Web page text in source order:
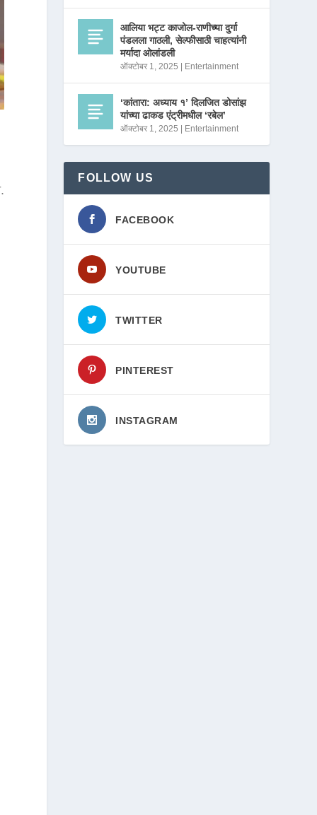
आलिया भट्ट काजोल-राणीच्या दुर्गा
पंडलला गाठली, सेल्फीसाठी चाहत्यांनी
मर्यादा ओलांडली
ऑक्टोबर 1, 2025 Entertainment
‘कांतारा: अध्याय १’ दिलजित डोसांझ
यांच्या ढाकड एंट्रीमधील ‘रबेल’
ऑक्टोबर 1, 2025 Entertainment
FOLLOW US
FACEBOOK
YOUTUBE
TWITTER
PINTEREST
INSTAGRAM